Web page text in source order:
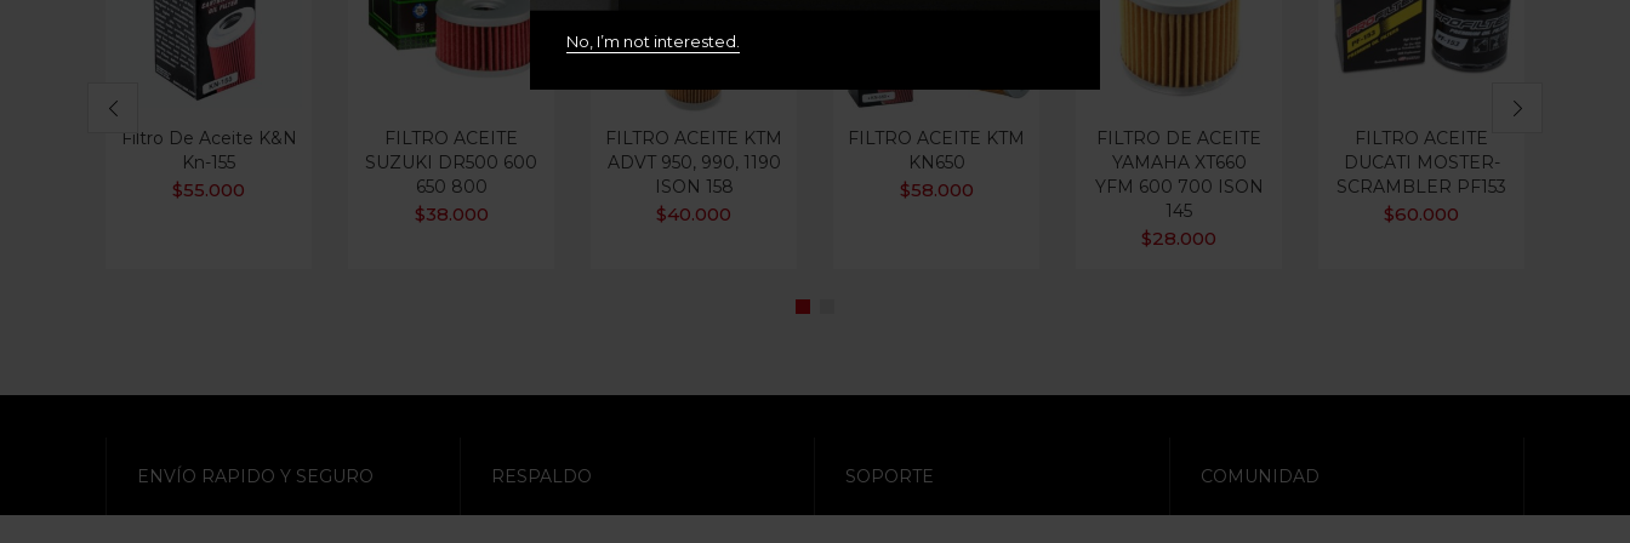
Filtro De Aceite K&N
Kn-155
$55.000
FILTRO ACEITE
SUZUKI DR500 600
650 800
$38.000
FILTRO ACEITE KTM
ADVT 950, 990, 1190
ISON 158
$40.000
FILTRO ACEITE KTM
KN650
$58.000
FILTRO DE ACEITE
YAMAHA XT660
YFM 600 700 ISON
145
$28.000
FILTRO ACEITE
DUCATI MOSTER-
SCRAMBLER PF153
$60.000
No, I’m not interested.
ENVÍO RAPIDO Y SEGURO RESPALDO SOPORTE COMUNIDAD